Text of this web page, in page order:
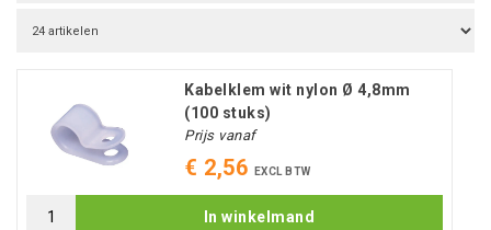
Kabelklem wit nylon Ø 4,8mm
(100 stuks)
Prijs vanaf
€ 2,56 EXCL BTW
In winkelmand